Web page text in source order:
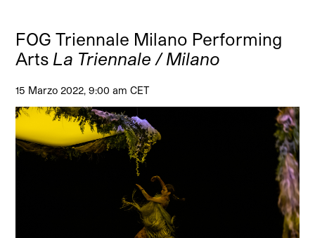
FOG Triennale Milano Performing
Arts La Triennale / Milano
15 Marzo 2022, 9:00 am CET